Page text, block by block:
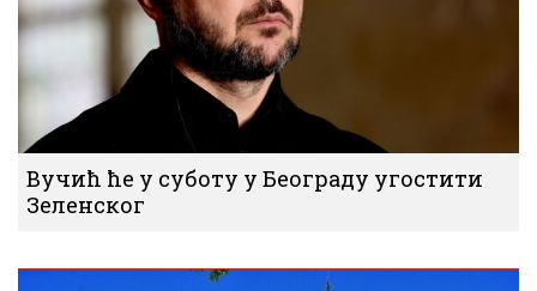
Вучић ће у суботу у Београду угостити
Зеленског